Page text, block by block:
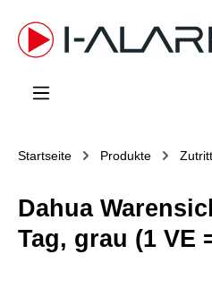
springen
Startseite Produkte Zutritt
Dahua
Tag, grau (1 VE